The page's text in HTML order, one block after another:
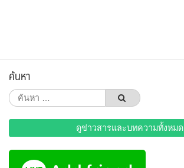
ค้นหา
ค้นหา
สำหรับ:
ดูข่าวสารและบทความทั้งหมด